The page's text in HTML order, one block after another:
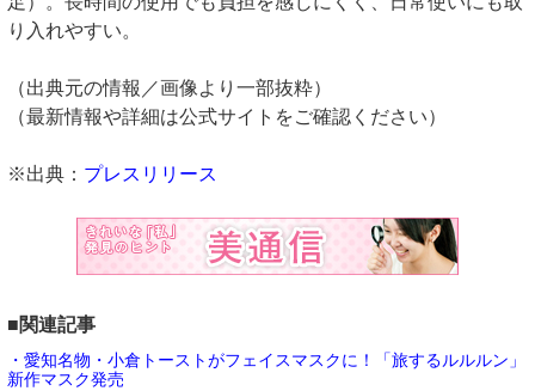
り入れやすい。
（出典元の情報／画像より一部抜粋）
（最新情報や詳細は公式サイトをご確認ください）
※出典： プレスリリース
■関連記事
・愛知名物・小倉トーストがフェイスマスクに！「旅するルルルン」
新作マスク発売